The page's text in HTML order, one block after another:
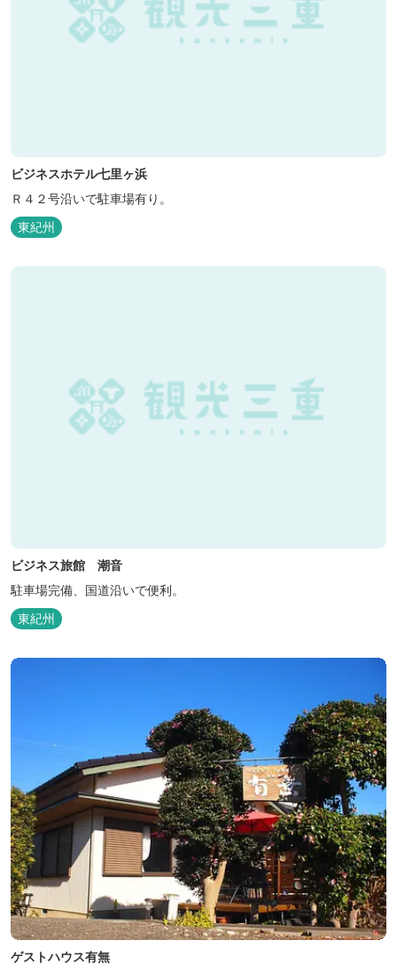
ビジネスホテル七里ヶ浜
Ｒ４２号沿いで駐車場有り。
東紀州
ビジネス旅館 潮音
駐車場完備、国道沿いで便利。
東紀州
ゲストハウス有無